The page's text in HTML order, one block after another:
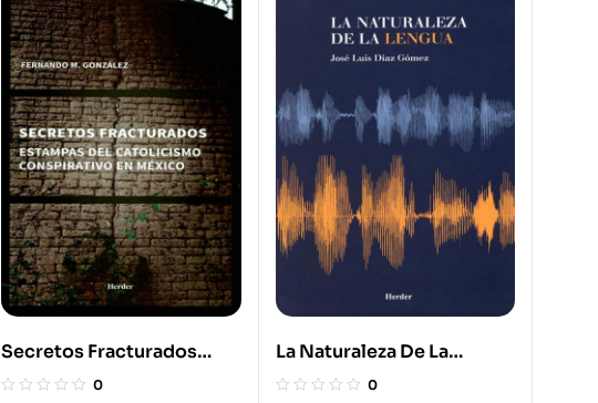
Secretos Fracturados
Estampas Del Catolicismo
0
La Naturaleza De La
Lengua
0